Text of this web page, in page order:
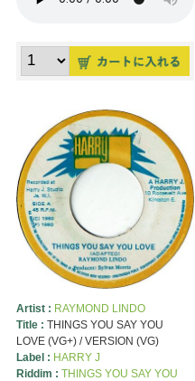
Artist : RAYMOND LINDO
Title : THINGS YOU SAY YOU
LOVE (VG+) / VERSION (VG)
Label : HARRY J
Riddim : THINGS YOU SAY YOU